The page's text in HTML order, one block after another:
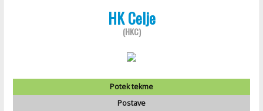
HK Celje
(HKC)
Potek tekme
Postave